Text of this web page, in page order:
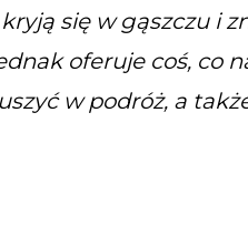
się w gąszczu i
oferuje coś, co
w podróż, a